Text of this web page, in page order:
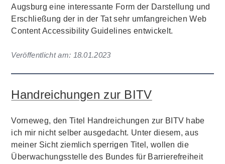
Augsburg eine interessante Form der Darstellung und
Erschließung der in der Tat sehr umfangreichen Web
Content Accessibility Guidelines entwickelt.
Veröffentlicht am: 18.01.2023
Handreichungen zur BITV
Vorneweg, den Titel Handreichungen zur BITV habe
ich mir nicht selber ausgedacht. Unter diesem, aus
meiner Sicht ziemlich sperrigen Titel, wollen die
Überwachungsstelle des Bundes für Barrierefreiheit